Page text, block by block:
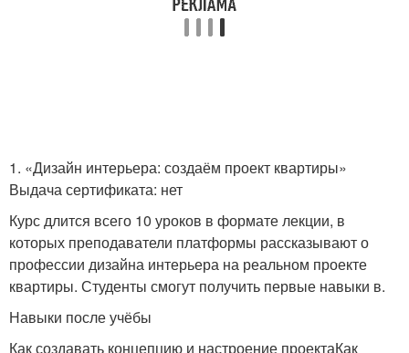
1. «Дизайн интерьера: создаём проект квартиры»
Выдача сертификата: нет
Курс длится всего 10 уроков в формате лекции, в
которых преподаватели платформы рассказывают о
профессии дизайна интерьера на реальном проекте
квартиры. Студенты смогут получить первые навыки в.
Навыки после учёбы
Как создавать концепцию и настроение проектаКак